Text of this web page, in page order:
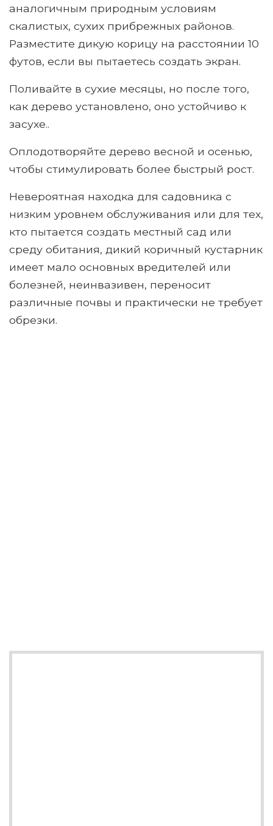
аналогичным природным условиям
скалистых, сухих прибрежных районов.
Разместите дикую корицу на расстоянии 10
футов, если вы пытаетесь создать экран.
Поливайте в сухие месяцы, но после того,
как дерево установлено, оно устойчиво к
засухе..
Оплодотворяйте дерево весной и осенью,
чтобы стимулировать более быстрый рост.
Невероятная находка для садовника с
низким уровнем обслуживания или для тех,
кто пытается создать местный сад или
среду обитания, дикий коричный кустарник
имеет мало основных вредителей или
болезней, неинвазивен, переносит
различные почвы и практически не требует
обрезки.